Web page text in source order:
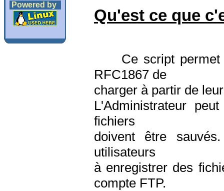
Powered by
Qu'est ce que
Ce script permet
RFC1867 de
charger à partir de
L'Administrateur
fichiers
doivent être
utilisateurs
à enregistrer des
compte FTP.